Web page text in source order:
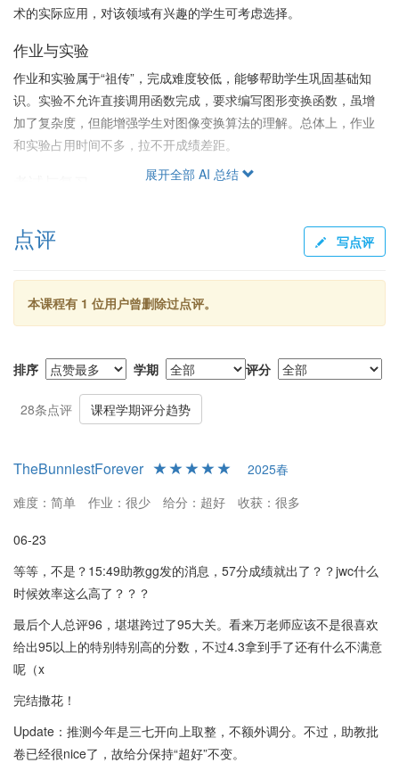
术的实际应用，对该领域有兴趣的学生可考虑选择。
作业与实验
作业和实验属于“祖传”，完成难度较低，能够帮助学生巩固基础知
识。实验不允许直接调用函数完成，要求编写图形变换函数，虽增
加了复杂度，但能增强学生对图像变换算法的理解。总体上，作业
和实验占用时间不多，拉不开成绩差距。
泛，涉及大量琐碎的知识点。考试前的复习课极为重要，老师在这
节课上会明确考试重点，建议学生务必参加。考前建议对教材PPT
及老师划的重点进行全面复习，但难度较高的算法题目考试中不占
主要比重。
给分上普遍较为宽松，虽然个别学生反映期末考试题量较大，难以
在短时间内复习全数知识点。总评给分基本按照期末考试成绩进行
线性分布，但优秀线以下的同学可能不被调高分数，反映了较大的
得分区间。有考生反映出总评大多会有所提升。
总结推荐
总体而言，万寿红老师的课程讲授认真，条理清晰，适合有意学习
试则考验学生的记忆与理解能力。通过高效的复习策略，尤其是重
视期末前的复习课，学生可以获得满意的成绩。对于选修此课的同
学，建议课堂专注听讲，并及时复习老师划的知识重点，以便在考
展开全部 AI 总结
点评 写点评
本课程有 1 位用户曾删除过点评。
排序 学期 评分
28条点评 课程学期评分趋势
TheBunniestForever
2025春
难度：简单
作业：很少 给分：超好 收获：很多
06-23
等等，不是？15:49助教gg发的消息，57分成绩就出了？？jwc什么
时候效率这么高了？？？
最后个人总评96，堪堪跨过了95大关。看来万老师应该不是很喜欢
给出95以上的特别特别高的分数，不过4.3拿到手了还有什么不满意
呢（x
完结撒花！
Update：推测今年是三七开向上取整，不额外调分。不过，助教批
卷已经很nice了，故给分保持“超好”不变。